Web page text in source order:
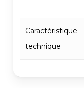
Caractéristique
technique